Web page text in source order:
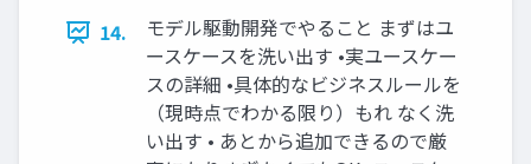
14.
モデル駆動開発でやること まずはユ
ースケースを洗い出す •実ユースケー
スの詳細 •具体的なビジネスルールを
（現時点でわかる限り）もれ なく洗
い出す • あとから追加できるので厳